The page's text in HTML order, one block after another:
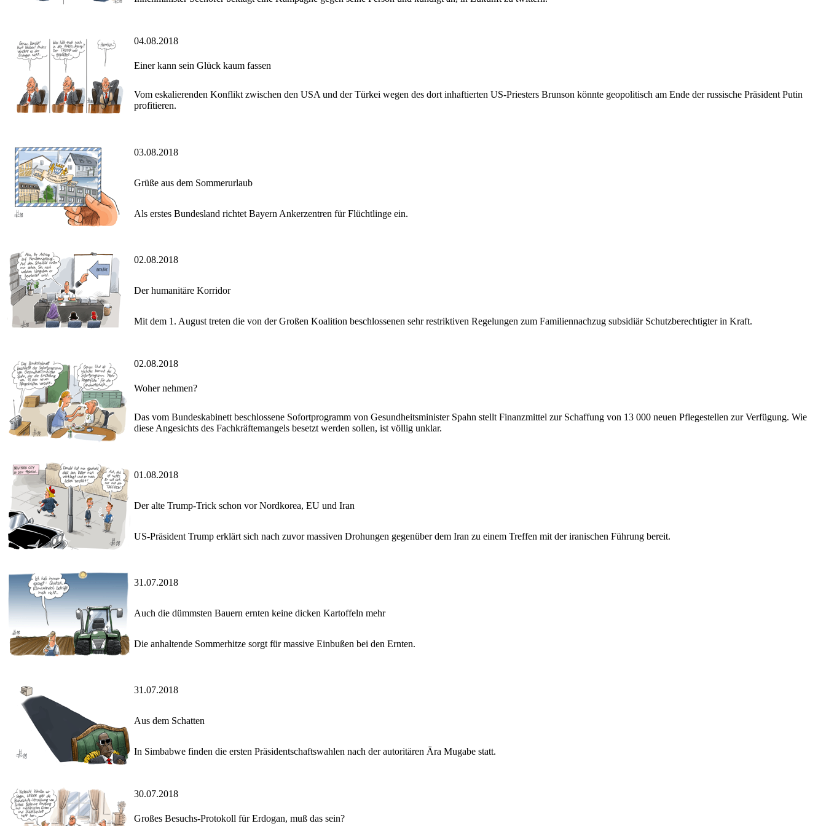
04.08.2018
Einer kann sein Glück kaum fassen
Vom eskalierenden Konflikt zwischen den USA und der Türkei wegen des dort inhaftierten US-Priesters Brunson könnte geopolitisch am Ende der russische Präsident Putin
profitieren.
03.08.2018
Grüße aus dem Sommerurlaub
Als erstes Bundesland richtet Bayern Ankerzentren für Flüchtlinge ein.
02.08.2018
Der humanitäre Korridor
Mit dem 1. August treten die von der Großen Koalition beschlossenen sehr restriktiven Regelungen zum Familiennachzug subsidiär Schutzberechtigter in Kraft.
02.08.2018
Woher nehmen?
Das vom Bundeskabinett beschlossene Sofortprogramm von Gesundheitsminister Spahn stellt Finanzmittel zur Schaffung von 13 000 neuen Pflegestellen zur Verfügung. Wie
diese Angesichts des Fachkräftemangels besetzt werden sollen, ist völlig unklar.
01.08.2018
Der alte Trump-Trick schon vor Nordkorea, EU und Iran
US-Präsident Trump erklärt sich nach zuvor massiven Drohungen gegenüber dem Iran zu einem Treffen mit der iranischen Führung bereit.
31.07.2018
Auch die dümmsten Bauern ernten keine dicken Kartoffeln mehr
Die anhaltende Sommerhitze sorgt für massive Einbußen bei den Ernten.
31.07.2018
Aus dem Schatten
In Simbabwe finden die ersten Präsidentschaftswahlen nach der autoritären Ära Mugabe statt.
30.07.2018
Großes Besuchs-Protokoll für Erdogan, muß das sein?